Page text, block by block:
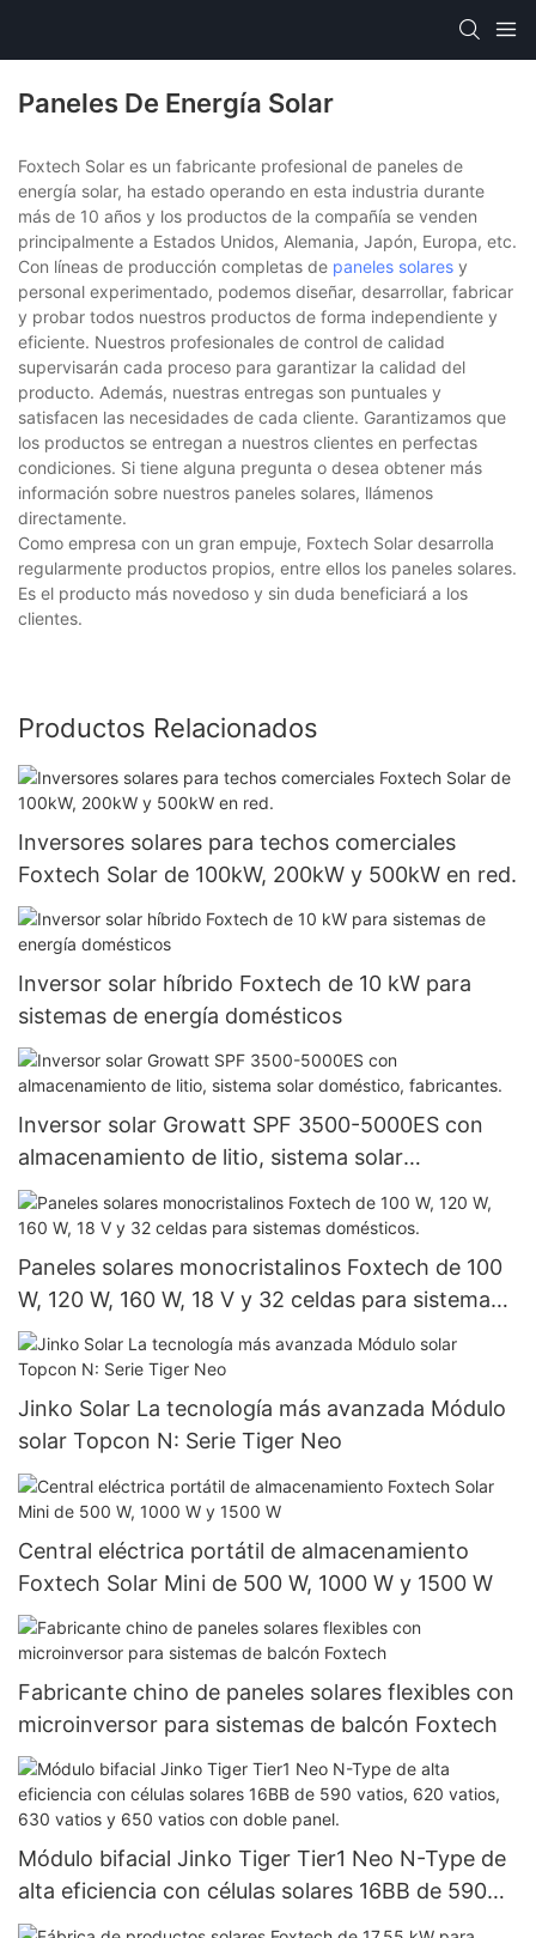
Paneles De Energía Solar
Foxtech Solar es un fabricante profesional de paneles de
energía solar, ha estado operando en esta industria durante
más de 10 años y los productos de la compañía se venden
principalmente a Estados Unidos, Alemania, Japón, Europa, etc.
Con líneas de producción completas de paneles solares y
personal experimentado, podemos diseñar, desarrollar, fabricar
y probar todos nuestros productos de forma independiente y
eficiente. Nuestros profesionales de control de calidad
supervisarán cada proceso para garantizar la calidad del
producto. Además, nuestras entregas son puntuales y
satisfacen las necesidades de cada cliente. Garantizamos que
los productos se entregan a nuestros clientes en perfectas
condiciones. Si tiene alguna pregunta o desea obtener más
información sobre nuestros paneles solares, llámenos
directamente.
Como empresa con un gran empuje, Foxtech Solar desarrolla
regularmente productos propios, entre ellos los paneles solares.
Es el producto más novedoso y sin duda beneficiará a los
clientes.
Productos Relacionados
Inversores solares para techos comerciales
Foxtech Solar de 100kW, 200kW y 500kW en red.
Inversor solar híbrido Foxtech de 10 kW para
sistemas de energía domésticos
Inversor solar Growatt SPF 3500-5000ES con
almacenamiento de litio, sistema solar
doméstico, fabricantes.
Paneles solares monocristalinos Foxtech de 100
W, 120 W, 160 W, 18 V y 32 celdas para sistemas
domésticos.
Jinko Solar La tecnología más avanzada Módulo
solar Topcon N: Serie Tiger Neo
Central eléctrica portátil de almacenamiento
Foxtech Solar Mini de 500 W, 1000 W y 1500 W
Fabricante chino de paneles solares flexibles con
microinversor para sistemas de balcón Foxtech
Módulo bifacial Jinko Tiger Tier1 Neo N-Type de
alta eficiencia con células solares 16BB de 590
vatios, 620 vatios, 630 vatios y 650 vatios con